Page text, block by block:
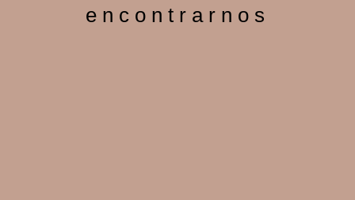
encontrarnos